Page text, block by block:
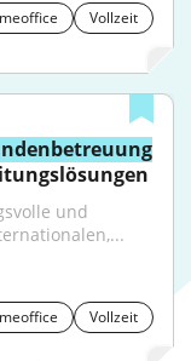
Vollzeit
und
Vollzeit